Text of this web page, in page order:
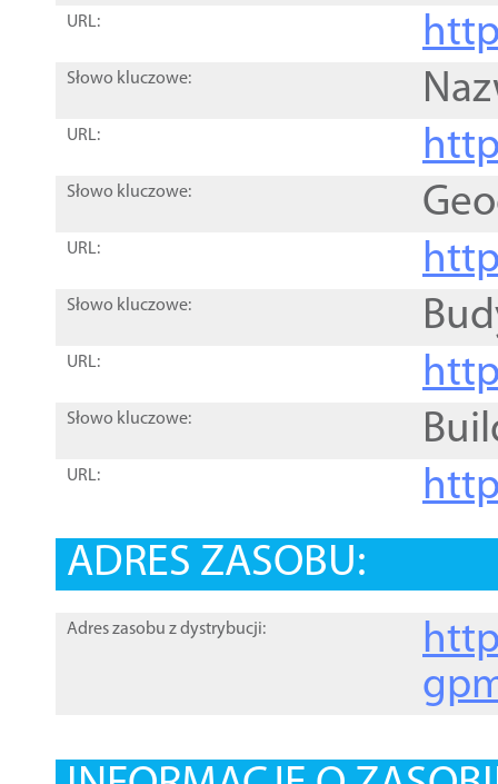
URL:
Słowo kluczowe:
URL:
Słowo kluczowe:
URL:
Słowo kluczowe:
URL:
Słowo kluczowe:
URL:
ADRES ZASOBU:
Adres zasobu z dystrybucji: